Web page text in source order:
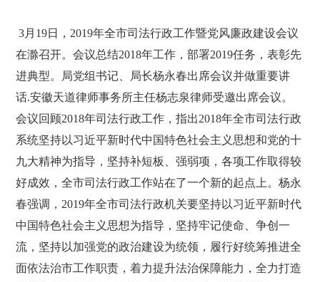
3月19日，2019年全市司法行政工作暨党风廉政建设会议
在滁召开。会议总结2018年工作，部署2019任务，表彰先
进典型。局党组书记、局长杨永春出席会议并做重要讲
话.安徽天道律师事务所主任杨志泉律师受邀出席会议。
会议回顾2018年司法行政工作，指出2018年全市司法行政
系统坚持以习近平新时代中国特色社会主义思想和党的十
九大精神为指导，坚持补短板、强弱项，各项工作取得较
好成效，全市司法行政工作站在了一个新的起点上。杨永
春强调，2019年全市司法行政机关要坚持以习近平新时代
中国特色社会主义思想为指导，坚持牢记使命、争创一
流，坚持以加强党的政治建设为统领，履行好统筹推进全
面依法治市工作职责，着力提升法治保障能力，全力打造